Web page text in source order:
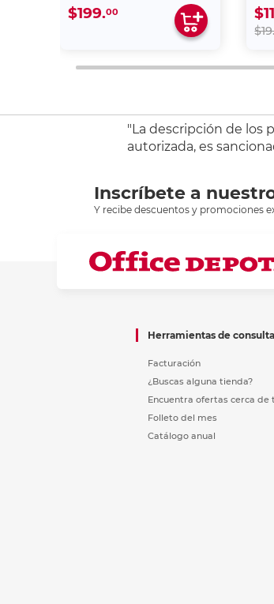
$199.00
"La descripción de los
autorizada, es
Inscríbete a
Y recibe descuentos y promociones
Herramientas de consulta
Facturación
¿Buscas alguna tienda?
Encuentra ofertas cerca de
Folleto del mes
Catálogo anual